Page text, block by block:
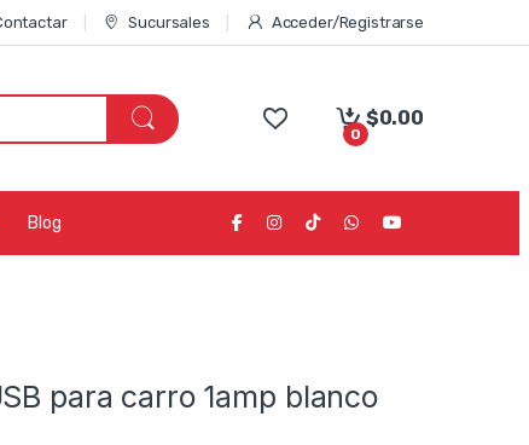
Sucursales Acceder/Registrarse
0
$0.00
Blog
para carro 1amp blanco